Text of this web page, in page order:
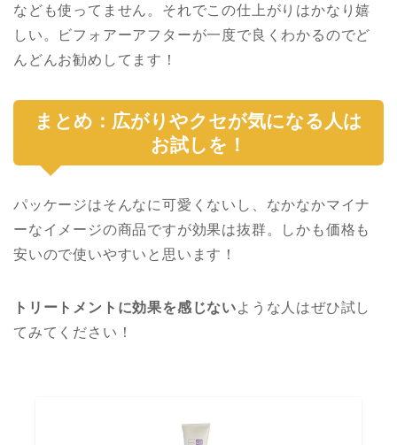
なども使ってません。それでこの仕上がりはかなり嬉
しい。ビフォアーアフターが一度で良くわかるのでど
んどんお勧めしてます！
まとめ：広がりやクセが気になる人は
お試しを！
パッケージはそんなに可愛くないし、なかなかマイナ
ーなイメージの商品ですが効果は抜群。しかも価格も
安いので使いやすいと思います！
トリートメントに効果を感じないような人はぜひ試し
てみてください！